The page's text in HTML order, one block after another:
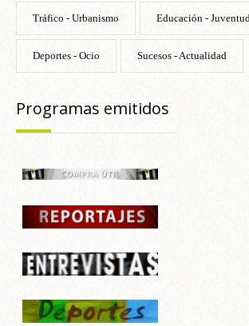
Tráfico - Urbanismo Educación -
Deportes - Ocio Sucesos - Actualidad
Programas emitidos